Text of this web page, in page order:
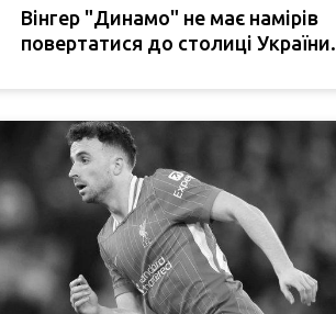
Вінгер "Динамо" не має намірів
повертатися до столиці України.